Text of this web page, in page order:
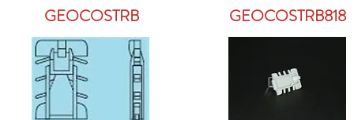
GEOCOSTRB GEOCOSTRB818